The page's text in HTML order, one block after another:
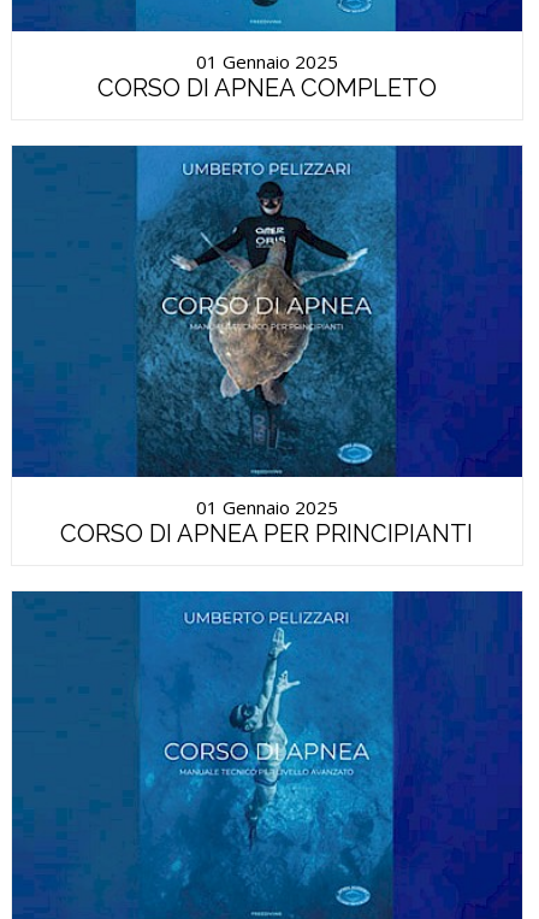
01 Gennaio 2025
CORSO DI APNEA COMPLETO
01 Gennaio 2025
CORSO DI APNEA PER PRINCIPIANTI